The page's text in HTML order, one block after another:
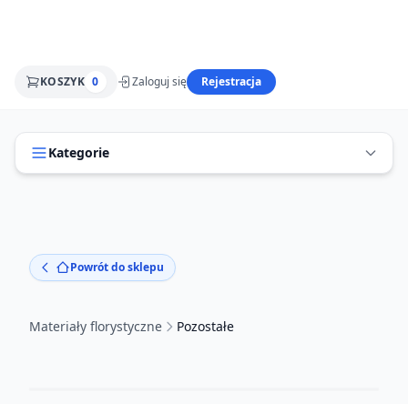
KOSZYK 0 Zaloguj się Rejestracja
Kategorie
Powrót do sklepu
Materiały florystyczne Pozostałe